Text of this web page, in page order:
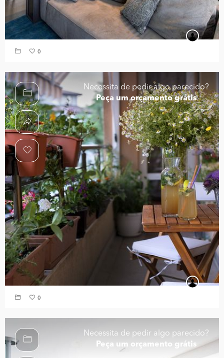
0
Necessita de pedir algo parecido?
Peça um orçamento grátis
0
Necessita de pedir algo parecido?
Peça um orçamento grátis